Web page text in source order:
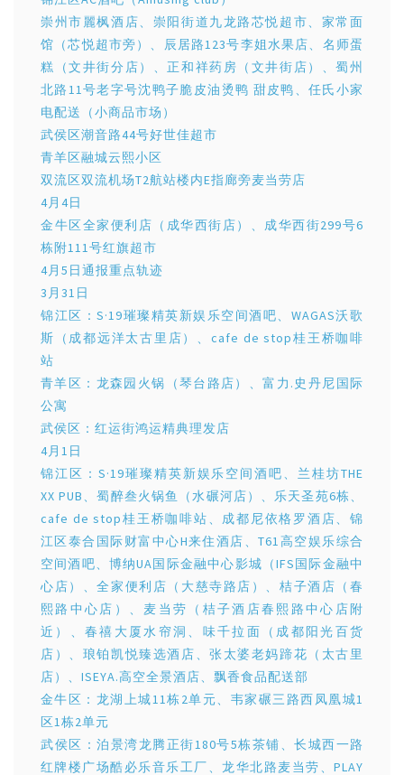
崇州市麗枫酒店、崇阳街道九龙路芯悦超市、家常面
馆（芯悦超市旁）、辰居路123号李姐水果店、名师蛋
糕（文井街分店）、正和祥药房（文井街店）、蜀州
北路11号老字号沈鸭子脆皮油烫鸭 甜皮鸭、任氏小家
电配送（小商品市场）
武侯区潮音路44号好世佳超市
青羊区融城云熙小区
双流区双流机场T2航站楼内E指廊旁麦当劳店
4月4日
金牛区全家便利店（成华西街店）、成华西街299号6
栋附111号红旗超市
4月5日通报重点轨迹
3月31日
锦江区：S·19璀璨精英新娱乐空间酒吧、WAGAS沃歌
斯（成都远洋太古里店）、cafe de stop桂王桥咖啡
站
青羊区：龙森园火锅（琴台路店）、富力.史丹尼国际
公寓
武侯区：红运街鸿运精典理发店
4月1日
锦江区：S·19璀璨精英新娱乐空间酒吧、兰桂坊THE
XX PUB、蜀醉叁火锅鱼（水碾河店）、乐天圣苑6栋、
cafe de stop桂王桥咖啡站、成都尼依格罗酒店、锦
江区泰合国际财富中心H来住酒店、T61高空娱乐综合
空间酒吧、博纳UA国际金融中心影城（IFS国际金融中
心店）、全家便利店（大慈寺路店）、桔子酒店（春
熙路中心店）、麦当劳（桔子酒店春熙路中心店附
近）、春禧大厦水帘洞、味千拉面（成都阳光百货
店）、琅铂凯悦臻选酒店、张太婆老妈蹄花（太古里
店）、ISEYA.高空全景酒店、飘香食品配送部
金牛区：龙湖上城11栋2单元、韦家碾三路西凤凰城1
区1栋2单元
武侯区：泊景湾龙腾正街180号5栋茶铺、长城西一路
红牌楼广场酷必乐音乐工厂、龙华北路麦当劳、PLAY